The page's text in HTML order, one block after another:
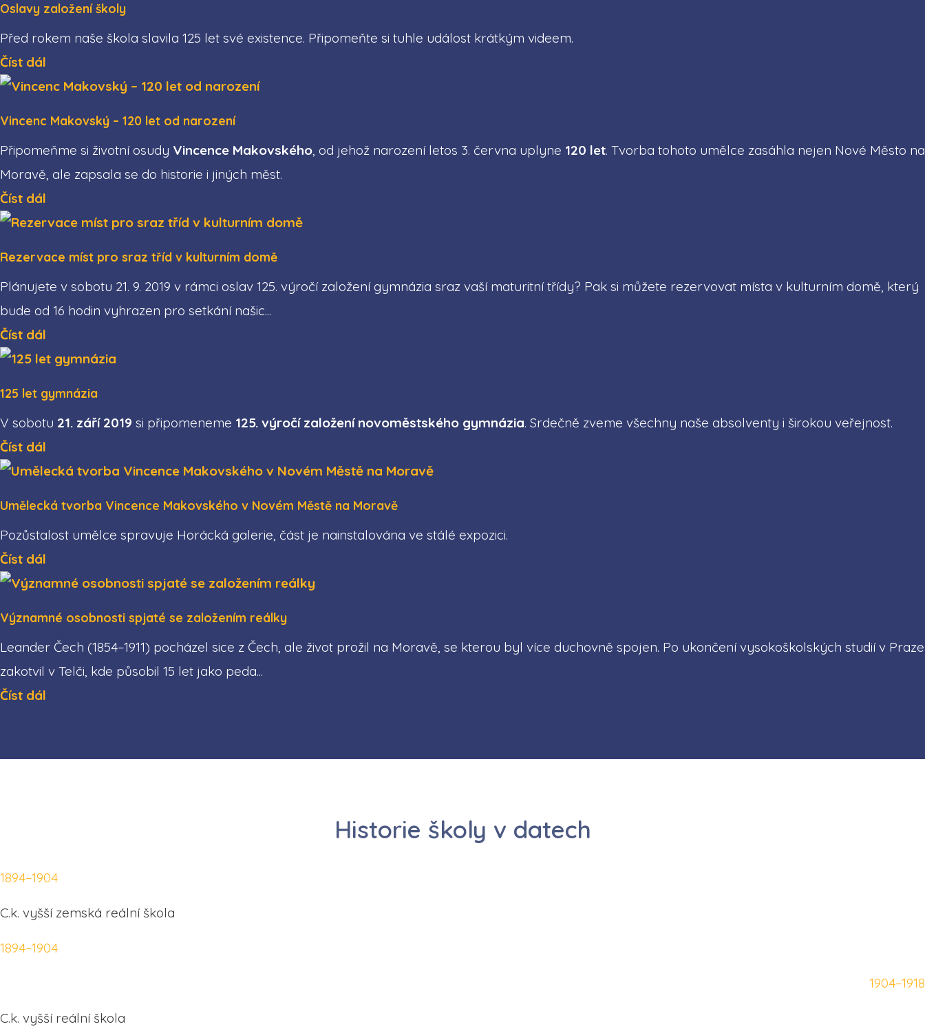
Oslavy založení školy
Před rokem naše škola slavila 125 let své existence. Připomeňte si tuhle událost krátkým videem.
Číst dál
Vincenc Makovský – 120 let od narození
Připomeňme si životní osudy Vincence Makovského, od jehož narození letos 3. června uplyne 120 let. Tvorba tohoto umělce zasáhla nejen Nové Město na
Moravě, ale zapsala se do historie i jiných měst.
Číst dál
Rezervace míst pro sraz tříd v kulturním domě
Plánujete v sobotu 21. 9. 2019 v rámci oslav 125. výročí založení gymnázia sraz vaší maturitní třídy? Pak si můžete rezervovat místa v kulturním domě, který
bude od 16 hodin vyhrazen pro setkání našic...
Číst dál
125 let gymnázia
V sobotu 21. září 2019 si připomeneme 125. výročí založení novoměstského gymnázia. Srdečně zveme všechny naše absolventy i širokou veřejnost.
Číst dál
Umělecká tvorba Vincence Makovského v Novém Městě na Moravě
Pozůstalost umělce spravuje Horácká galerie, část je nainstalována ve stálé expozici.
Číst dál
Významné osobnosti spjaté se založením reálky
Leander Čech (1854–1911) pocházel sice z Čech, ale život prožil na Moravě, se kterou byl více duchovně spojen. Po ukončení vysokoškolských studií v Praze
zakotvil v Telči, kde působil 15 let jako peda...
Číst dál
Historie školy v datech
1894–1904
C.k. vyšší zemská reální škola
1894–1904
1904–1918
C.k. vyšší reální škola